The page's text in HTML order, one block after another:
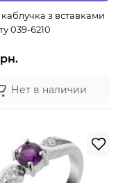
з вставками
039-6210
Нет в наличии